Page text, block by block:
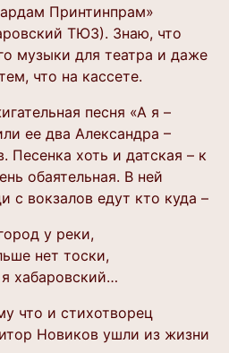
Принтинпрам»
ТЮЗ). Знаю, что
музыки для театра и даже
что на кассете.
песня «А я –
ее два Александра –
хоть и датская – к
обаятельная. В ней
с вокзалов едут кто куда –
у реки,
нет тоски,
хабаровский…
что и стихотворец
Новиков ушли из жизни